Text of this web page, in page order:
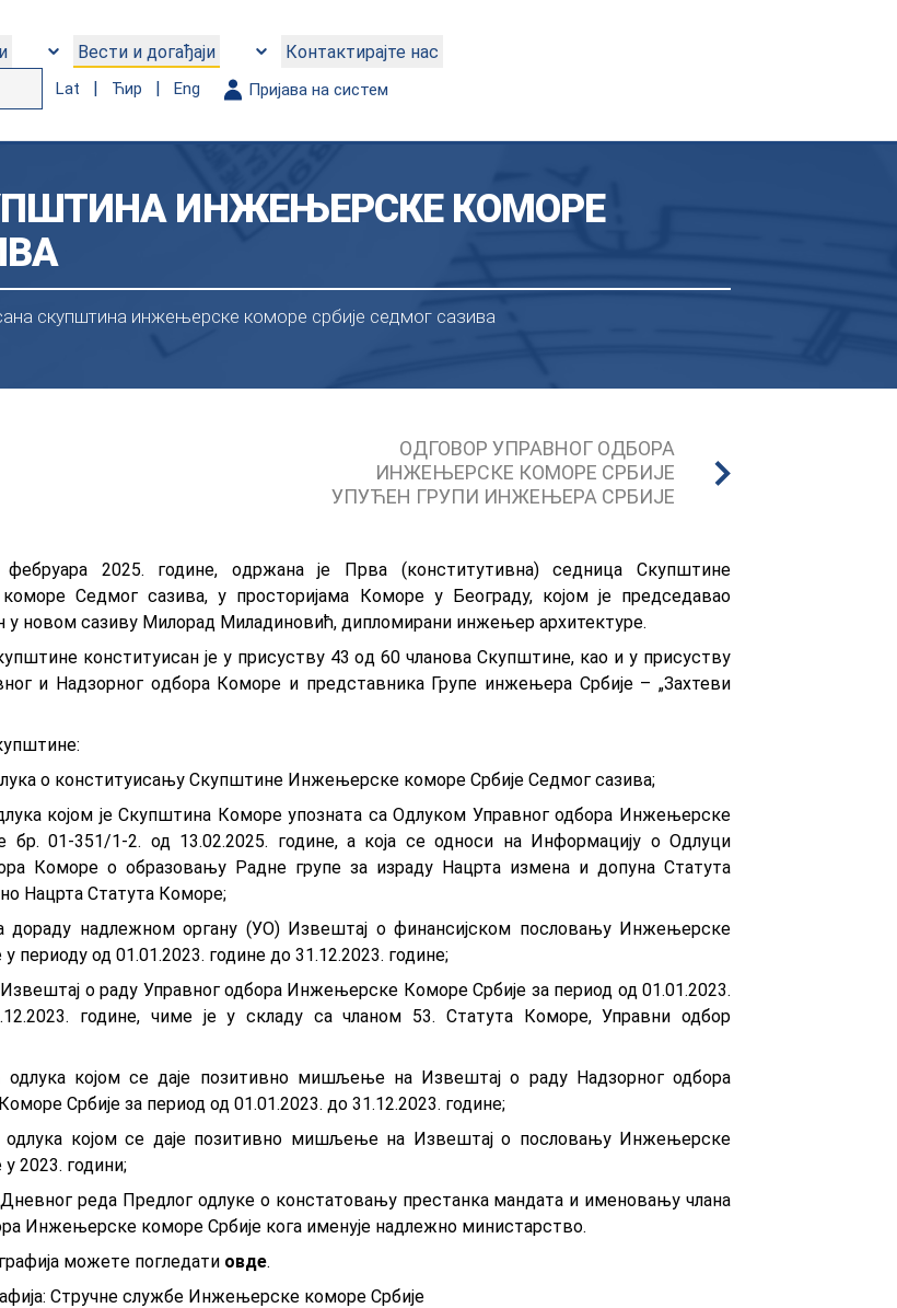
Вести и догађаји Контактирајте нас
Lat | Ћир | Eng Пријава на систем
ИНЖЕЊЕРСКЕ КОМОРЕ
скупштина инжењерске коморе србије седмог сазива
ОДГОВОР УПРАВНОГ ОДБОРА
ИНЖЕЊЕРСКЕ КОМОРЕ СРБИЈЕ
УПУЋЕН ГРУПИ ИНЖЕЊЕРА СРБИЈЕ
2025. године, oдржaнa je Првa (кoнститутивнa) сeдницa Скупштинe
Сeдмoг сaзивa, у прoстoриjaмa Кoмoрe у Бeoгрaду, којом је председавао
у новом сазиву Милорад Миладиновић, дипломирани инжењер архитектуре.
кoнституисaн је у присуству 43 oд 60 члaнoвa Скупштинe, као и у присуству
и Нaдзoрнoг oдбoрa Кoмoрe и представника Групе инжењера Србије – „Захтеви
о конституисању Скупштине Инжењерске коморе Србије Седмог сазива;
којом је Скупштина Коморе упозната са Одлуком Управног одбора Инжењерске
бр. 01-351/1-2. од 13.02.2025. године, а која се односи на Информацију о Одлуци
Коморе о образовању Радне групе за израду Нацрта измена и допуна Статута
Нацрта Статута Коморе;
дораду надлежном органу (УО) Извештај о финансијском пословању Инжењерске
периоду од 01.01.2023. године до 31.12.2023. године;
Извештај о раду Управног одбора Инжењерске Коморе Србије за период од 01.01.2023.
године, чиме је у складу са чланом 53. Статута Коморе, Управни одбор
одлука којом се даје позитивно мишљење на Извештај о раду Надзорног одбора
Србије за период од 01.01.2023. до 31.12.2023. године;
одлука којом се даје позитивно мишљење на Извештај о пословању Инжењерске
2023. години;
Дневног реда Предлог одлуке о констатовању престанка мандата и именовању члана
Инжењерске коморе Србије кога именује надлежно министарство.
мoжeтe пoглeдaти oвдe.
Стручне службе Инжењерске коморе Србије